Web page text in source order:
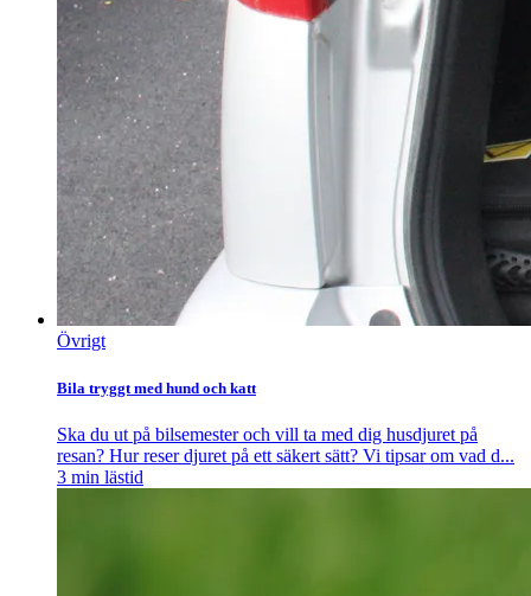
Övrigt
Bila tryggt med hund och katt
Ska du ut på bilsemester och vill ta med dig husdjuret på
resan? Hur reser djuret på ett säkert sätt? Vi tipsar om vad d...
3 min lästid